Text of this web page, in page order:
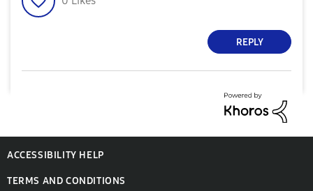
REPLY
ACCESSIBILITY HELP
TERMS AND CONDITIONS